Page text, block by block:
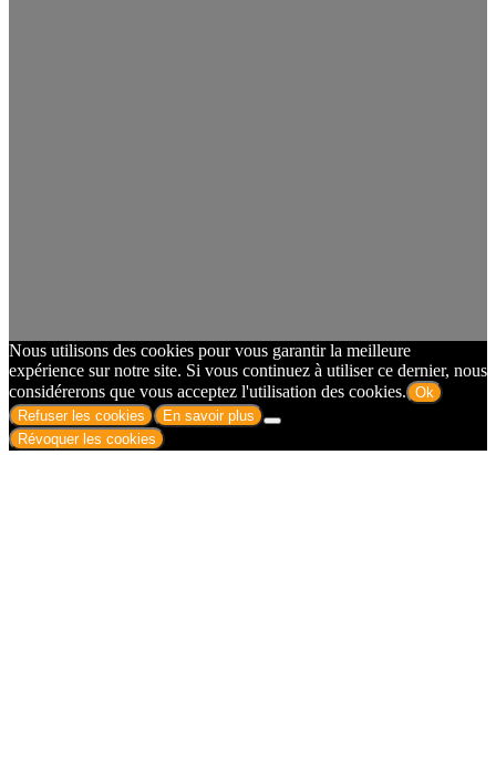
Nous utilisons des cookies pour vous garantir la meilleure
expérience sur notre site. Si vous continuez à utiliser ce dernier, nous
considérerons que vous acceptez l'utilisation des cookies. Ok
Refuser les cookies
En savoir plus
Révoquer les cookies